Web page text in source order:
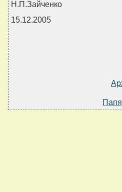
Н.П.Зайченко
15.12.2005